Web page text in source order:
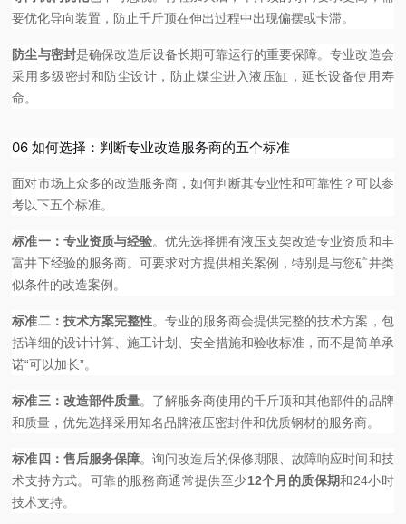
要优化导向装置，防止千斤顶在伸出过程中出现偏摆或卡滞。
防尘与密封是确保改造后设备长期可靠运行的重要保障。专业改造会
采用多级密封和防尘设计，防止煤尘进入液压缸，延长设备使用寿
命。
06 如何选择：判断专业改造服务商的五个标准
面对市场上众多的改造服务商，如何判断其专业性和可靠性？可以参
考以下五个标准。
标准一：专业资质与经验。优先选择拥有液压支架改造专业资质和丰
富井下经验的服务商。可要求对方提供相关案例，特别是与您矿井类
似条件的改造案例。
标准二：技术方案完整性。专业的服务商会提供完整的技术方案，包
括详细的设计计算、施工计划、安全措施和验收标准，而不是简单承
诺“可以加长”。
标准三：改造部件质量。了解服务商使用的千斤顶和其他部件的品牌
和质量，优先选择采用知名品牌液压密封件和优质钢材的服务商。
标准四：售后服务保障。询问改造后的保修期限、故障响应时间和技
术支持方式。可靠的服務商通常提供至少12个月的质保期和24小时
技术支持。